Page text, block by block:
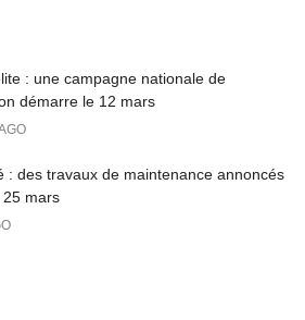
: une campagne nationale de
démarre le 12 mars
: des travaux de maintenance annoncés
mars